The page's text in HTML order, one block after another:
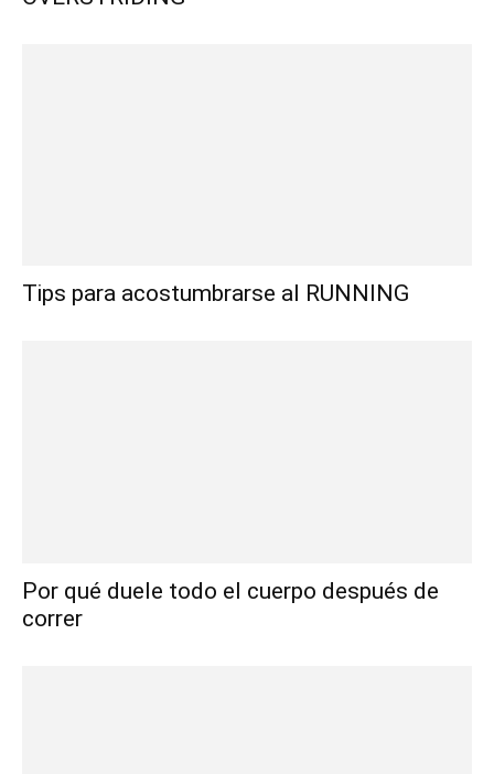
Tips para acostumbrarse al RUNNING
Por qué duele todo el cuerpo después de
correr